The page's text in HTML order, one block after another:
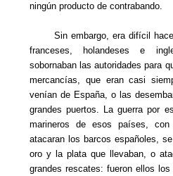
ningún producto de contrabando.
Sin embargo, era difícil hacer
franceses, holandeses e
sobornaban las autoridades para
mercancías, que eran casi
venían de España, o las
grandes puertos. La guerra por
marineros de esos países,
atacaran los barcos españoles,
oro y la plata que llevaban, o
grandes rescates: fueron ellos